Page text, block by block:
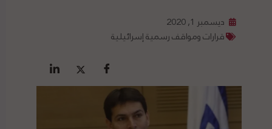
ديسمبر 1, 2020
قرارات ومواقف رسمية إسرائيلية